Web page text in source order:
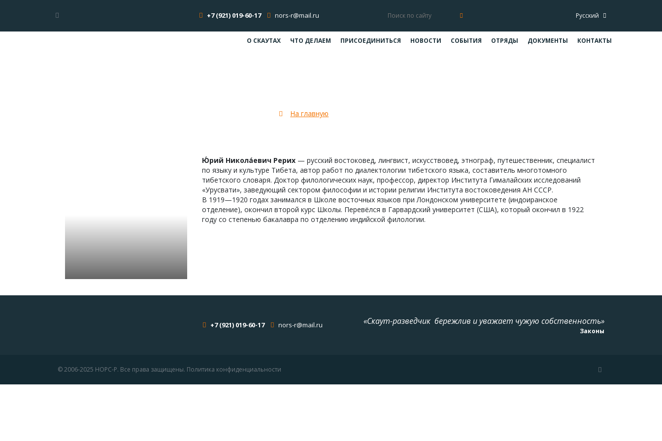
+7 (921) 019-60-17 nors-r@mail.ru Русский
О СКАУТАХ ЧТО ДЕЛАЕМ ПРИСОЕДИНИТЬСЯ НОВОСТИ СОБЫТИЯ ОТРЯДЫ ДОКУМЕНТЫ КОНТАКТЫ
На главную
Ю́рий Никола́евич Рерих— русский востоковед, лингвист, искусствовед, этнограф, путешественник, специалист
по языку и культуре Тибета, автор работ по диалектологии тибетского языка, составитель многотомного
тибетского словаря. Доктор филологических наук, профессор, директор Института Гималайских исследований
«Урусвати», заведующий сектором философии и истории религии Института востоковедения АН СССР.
В 1919—1920 годах занимался в Школе восточных языков при Лондонском университете (индоиранское
отделение), окончил второй курс Школы. Перевёлся в Гарвардский университет (США), который окончил в 1922
году со степенью бакалавра по отделению индийской филологии.
+7 (921) 019-60-17 nors-r@mail.ru «Скаут-разведчик бережлив и уважает чужую собственность»
Законы
© 2006-2025 НОРС-Р. Все права защищены. Политика конфиденциальности